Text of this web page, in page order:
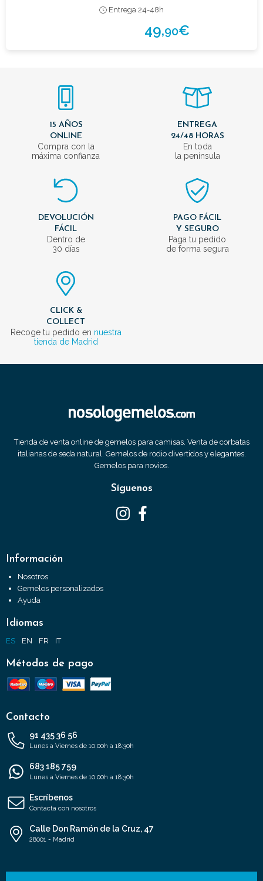
Entrega 24-48h
49,90€
15 AÑOS
ONLINE
Compra con la
máxima confianza
ENTREGA
24/48 HORAS
En toda
la península
DEVOLUCIÓN
FÁCIL
Dentro de
30 días
PAGO FÁCIL
Y SEGURO
Paga tu pedido
de forma segura
CLICK &
COLLECT
Recoge tu pedido en nuestra
tienda de Madrid
Tienda de venta online de gemelos para camisas. Venta de corbatas
italianas de seda natural. Gemelos de rodio divertidos y elegantes.
Gemelos para novios.
Síguenos
Información
Nosotros
Gemelos personalizados
Ayuda
Idiomas
ES EN FR IT
Métodos de pago
Contacto
91 435 36 56
Lunes a Viernes de 10:00h a 18:30h
683 185 759
Lunes a Viernes de 10:00h a 18:30h
Escríbenos
Contacta con nosotros
Calle Don Ramón de la Cruz, 47
28001 - Madrid